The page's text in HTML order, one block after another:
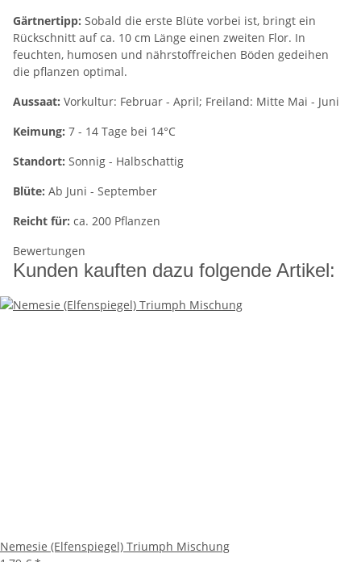
Gärtnertipp: Sobald die erste Blüte vorbei ist, bringt ein
Rückschnitt auf ca. 10 cm Länge einen zweiten Flor. In
feuchten, humosen und nährstoffreichen Böden gedeihen
die pflanzen optimal.
Aussaat: Vorkultur: Februar - April; Freiland: Mitte Mai - Juni
Keimung: 7 - 14 Tage bei 14°C
Standort: Sonnig - Halbschattig
Blüte: Ab Juni - September
Reicht für: ca. 200 Pflanzen
Bewertungen
Kunden kauften dazu folgende Artikel:
Nemesie (Elfenspiegel) Triumph Mischung